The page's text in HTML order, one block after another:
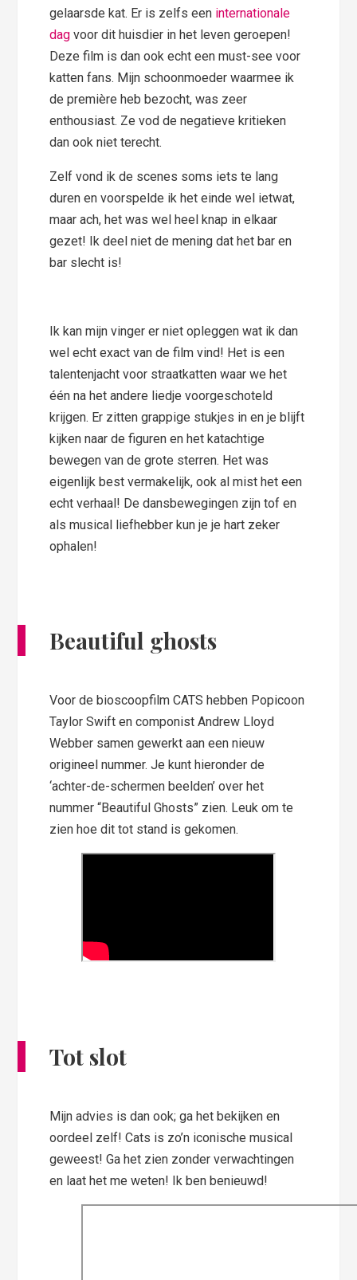
gelaarsde kat. Er is zelfs een internationale
dag voor dit huisdier in het leven geroepen!
Deze film is dan ook echt een must-see voor
katten fans. Mijn schoonmoeder waarmee ik
de première heb bezocht, was zeer
enthousiast. Ze vod de negatieve kritieken
dan ook niet terecht.
Zelf vond ik de scenes soms iets te lang
duren en voorspelde ik het einde wel ietwat,
maar ach, het was wel heel knap in elkaar
gezet! Ik deel niet de mening dat het bar en
bar slecht is!
Ik kan mijn vinger er niet opleggen wat ik dan
wel echt exact van de film vind! Het is een
talentenjacht voor straatkatten waar we het
één na het andere liedje voorgeschoteld
krijgen. Er zitten grappige stukjes in en je blijft
kijken naar de figuren en het katachtige
bewegen van de grote sterren. Het was
eigenlijk best vermakelijk, ook al mist het een
echt verhaal! De dansbewegingen zijn tof en
als musical liefhebber kun je je hart zeker
ophalen!
Beautiful ghosts
Voor de bioscoopfilm CATS hebben Popicoon
Taylor Swift en componist Andrew Lloyd
Webber samen gewerkt aan een nieuw
origineel nummer. Je kunt hieronder de
‘achter-de-schermen beelden’ over het
nummer “Beautiful Ghosts” zien. Leuk om te
zien hoe dit tot stand is gekomen.
Tot slot
Mijn advies is dan ook; ga het bekijken en
oordeel zelf! Cats is zo’n iconische musical
geweest! Ga het zien zonder verwachtingen
en laat het me weten! Ik ben benieuwd!